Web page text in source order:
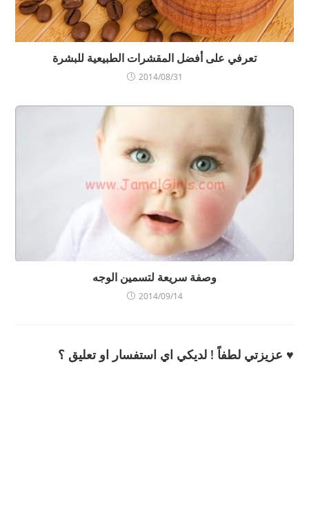
تعرفي على أفضل المقشرات الطبيعية للبشرة
2014/08/31
وصفة سريعة لتسمين الوجه
2014/09/14
♥ عزيزتي لطفاً ! لديكي اي استفسار او تعليق ؟